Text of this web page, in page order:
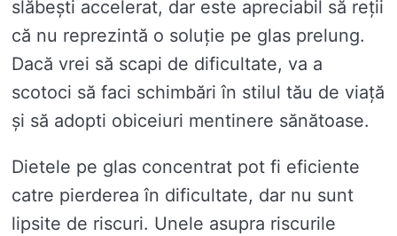
slăbești accelerat, dar este apreciabil să reții
că nu reprezintă o soluție pe glas prelung.
Dacă vrei să scapi de dificultate, va a
scotoci să faci schimbări în stilul tău de viață
și să adopti obiceiuri mentinere sănătoase.
Dietele pe glas concentrat pot fi eficiente
catre pierderea în dificultate, dar nu sunt
lipsite de riscuri. Unele asupra riscurile